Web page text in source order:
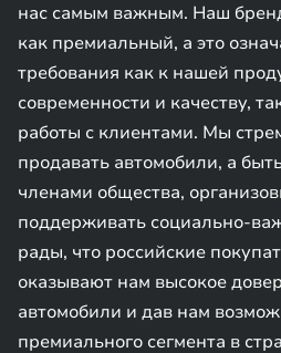
нас самым важным. Наш
как премиальный, а это
требования как к нашей
современности и качеству,
работы с клиентами. Мы
продавать автомобили, а
членами общества,
поддерживать социально-
рады, что российские
оказывают нам высокое
автомобили и дав нам
премиального сегмента в